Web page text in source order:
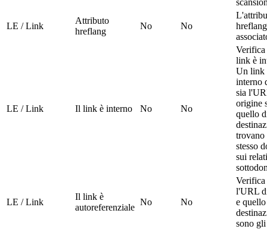
LE / Link
Attributo
hreflang
No No
hreflang
LE / Link Il link è interno No No
Verifica
link è
Un link
interno
sia
origine
quello
trovano
stesso
sui
LE / Link
Il link è
autoreferenziale
No No
Verifica
l'URL
e
sono gli